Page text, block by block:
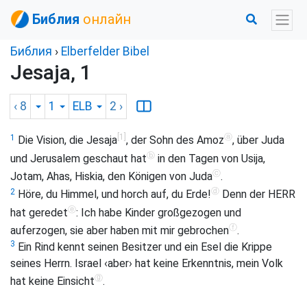
Библия онлайн
Библия › Elberfelder Bibel
Jesaja, 1
‹ 8 1 ELB 2 ›
1 Die Vision, die Jesaja [1] , der Sohn des Amozⓐ, über Juda
und Jerusalem geschaut hatⓑ in den Tagen von Usija,
Jotam, Ahas, Hiskia, den Königen von Judaⓒ.
2 Höre, du Himmel, und horch auf, du Erde!ⓓ Denn der HERR
hat geredetⓔ: Ich habe Kinder großgezogen und
auferzogen, sie aber haben mit mir gebrochenⓕ.
3 Ein Rind kennt seinen Besitzer und ein Esel die Krippe
seines Herrn. Israel ‹aber› hat keine Erkenntnis, mein Volk
hat keine Einsichtⓖ.